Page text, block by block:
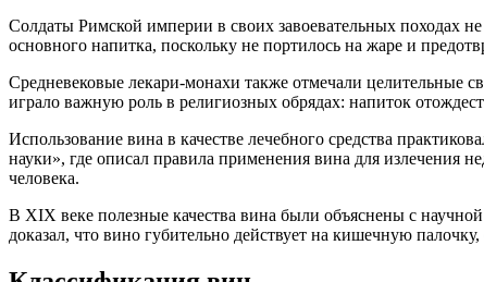
Солдаты Римской империи в своих завоевательных походах
основного напитка, поскольку не портилось на жаре и
Средневековые лекари-монахи также отмечали целительные
играло важную роль в религиозных обрядах: напиток
Использование вина в качестве лечебного средства
науки», где описал правила применения вина для излечения
человека.
В XIX веке полезные качества вина были объяснены с
доказал, что вино губительно действует на кишечную